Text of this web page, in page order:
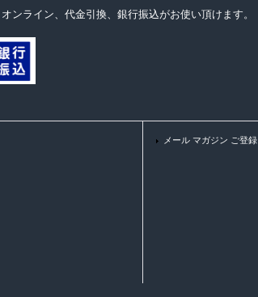
ンライン、代金引換、銀行振込がお使い頂けます。
メール マガジン ご登録